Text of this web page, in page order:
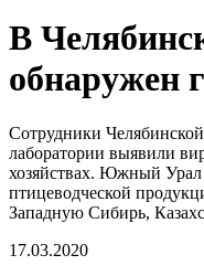
В
обнаружен
Сотрудники
лаборатории выявили
хозяйствах. Южный
птицеводческой
Западную Сибирь,
17.03.2020